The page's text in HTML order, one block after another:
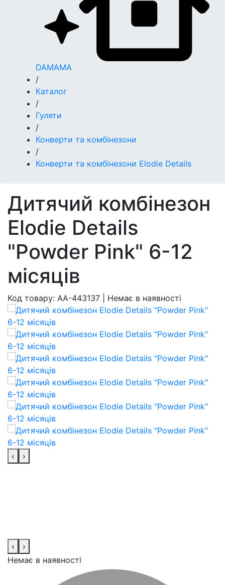
DAMAMA
/
Каталог
/
Гуляти
/
Конверти та комбінезони
/
Конверти та комбінезони Elodie Details
Дитячий комбінезон
Elodie Details
"Powder Pink" 6-12
місяців
Код товару: AA-443137 Немає в наявності
‹ ›
‹
›
Немає в наявності